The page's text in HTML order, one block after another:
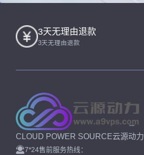
3天无理由退款
3天无理由退款
CLOUD POWER SOURCE云源动力
7*24售前服务热线：